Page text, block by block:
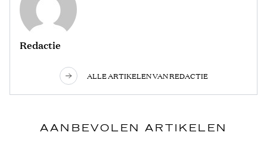
Redactie
ALLE ARTIKELEN VAN REDACTIE
AANBEVOLEN ARTIKELEN